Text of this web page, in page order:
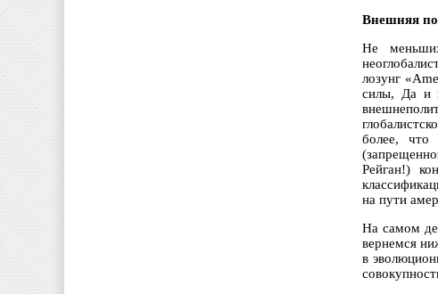
Внешняя
Не
лозунг
силы, Да и
более, что
Рейган!)
на пути
На самом
вернемся
в